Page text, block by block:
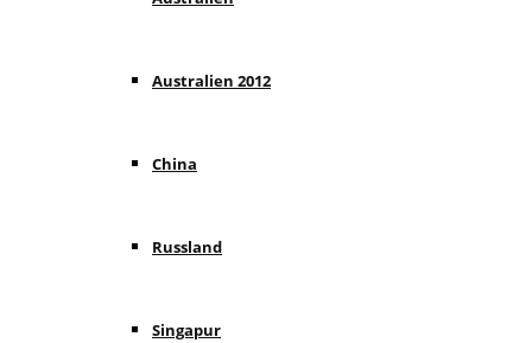
Australien 2012
China
Russland
Singapur